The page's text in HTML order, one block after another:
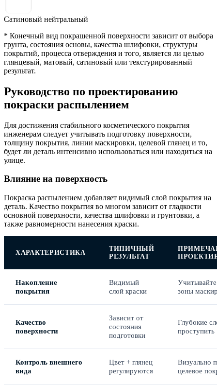
Сатиновый нейтральный
* Конечный вид покрашенной поверхности зависит от выбора
грунта, состояния основы, качества шлифовки, структуры
покрытий, процесса отверждения и того, является ли целью
глянцевый, матовый, сатиновый или текстурированный
результат.
Руководство по проектированию
покраски распылением
Для достижения стабильного косметического покрытия
инженерам следует учитывать подготовку поверхности,
толщину покрытия, линии маскировки, целевой глянец и то,
будет ли деталь интенсивно использоваться или находиться на
улице.
Влияние на поверхность
Покраска распылением добавляет видимый слой покрытия на
деталь. Качество покрытия во многом зависит от гладкости
основной поверхности, качества шлифовки и грунтовки, а
также равномерности нанесения краски.
ХАРАКТЕРИСТИКА
ТИПИЧНЫЙ
РЕЗУЛЬТАТ
Накопление
покрытия
Видимый
слой краски
зоны
Качество
поверхности
Зависит от
состояния
подготовки
Глубокие
проступить
Контроль внешнего
вида
Цвет + глянец
регулируются
Визуально
целевое